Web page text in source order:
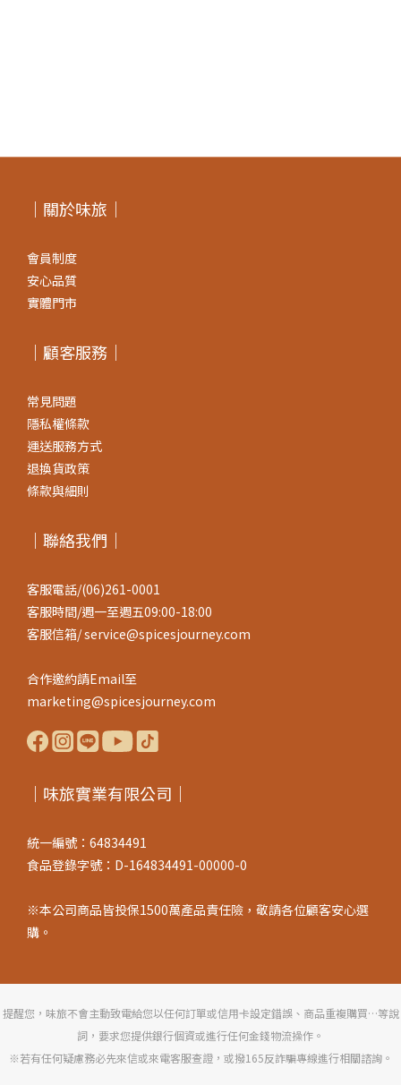
｜關於味旅｜
會員制度
安心品質
實體門市
｜顧客服務｜
常見問題
隱私權條款
運送服務方式
退換貨政策
條款與細則
｜聯絡我們｜
客服電話/(06)261-0001
客服時間/週一至週五09:00-18:00
客服信箱/ service@spicesjourney.com
合作邀約請Email至
marketing@spicesjourney.com
｜味旅實業有限公司｜
統一編號：64834491
食品登錄字號：D-164834491-00000-0
※本公司商品皆投保1500萬產品責任險，敬請各位顧客安心選
購。
提醒您，味旅不會主動致電給您以任何訂單或信用卡設定錯誤、商品重複購買…等說
詞，要求您提供銀行個資或進行任何金錢物流操作。
※若有任何疑慮務必先來信或來電客服查證，或撥165反詐騙專線進行相關諮詢。